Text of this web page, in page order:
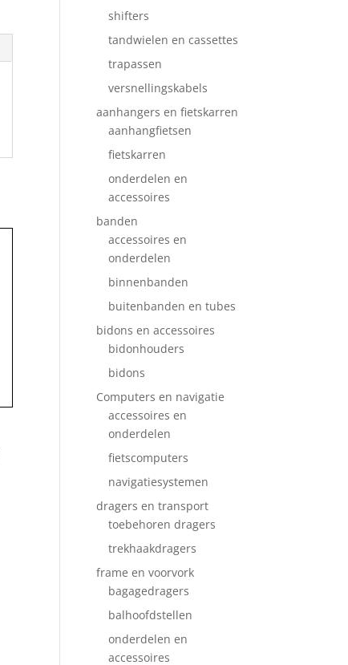
shifters
tandwielen en cassettes
trapassen
versnellingskabels
aanhangers en fietskarren
aanhangfietsen
fietskarren
onderdelen en
accessoires
banden
accessoires en
onderdelen
binnenbanden
buitenbanden en tubes
bidons en accessoires
bidonhouders
bidons
Computers en navigatie
accessoires en
onderdelen
fietscomputers
navigatiesystemen
dragers en transport
toebehoren dragers
trekhaakdragers
frame en voorvork
bagagedragers
balhoofdstellen
onderdelen en
accessoires